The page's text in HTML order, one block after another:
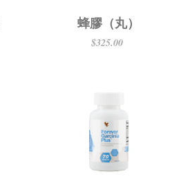
蜂膠（丸）
$325.00